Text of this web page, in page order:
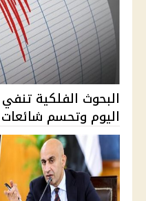
البحوث الفلكية
اليوم وتحسم